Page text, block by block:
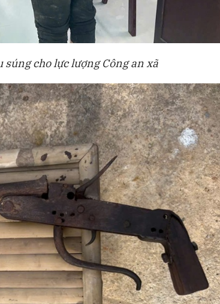
cho lực lượng Công an xã